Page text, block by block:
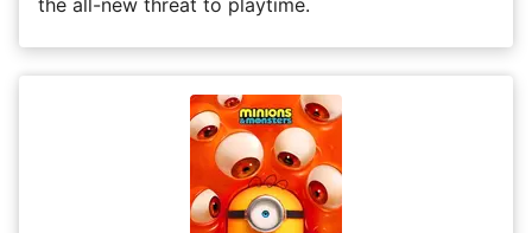
the all-new threat to playtime.